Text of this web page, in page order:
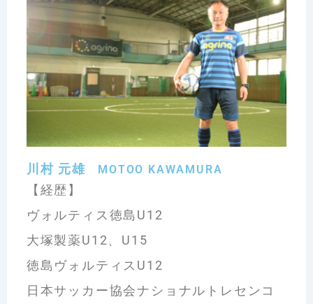
川村 元雄 MOTOO KAWAMURA
【経歴】
ヴォルティス徳島U12
大塚製薬U12、U15
徳島ヴォルティスU12
日本サッカー協会ナショナルトレセンコ